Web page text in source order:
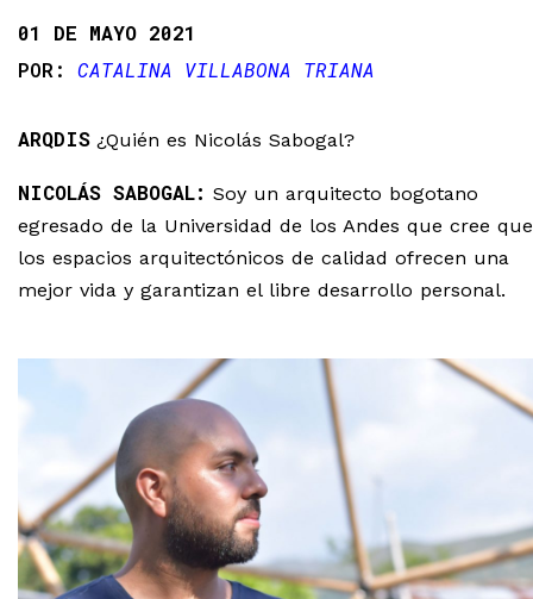
01 DE MAYO 2021
CATALINA VILLABONA TRIANA
ARQDIS ¿Quién es Nicolás Sabogal?
NICOLÁS SABOGAL: Soy un arquitecto bogotano
egresado de la Universidad de los Andes que cree que
los espacios arquitectónicos de calidad ofrecen una
mejor vida y garantizan el libre desarrollo personal.